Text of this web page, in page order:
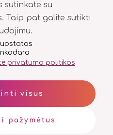
© 2015-2026 Kigufy®. Visos
sutinkate su
Taip pat galite sutikti
privatumo politikos
visus
pažymėtus